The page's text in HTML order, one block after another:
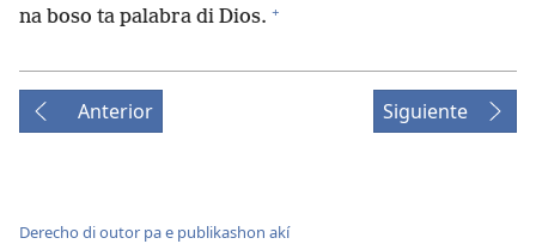
na boso ta palabra di Dios. +
Anterior Siguiente
Derecho di outor pa e publikashon akí